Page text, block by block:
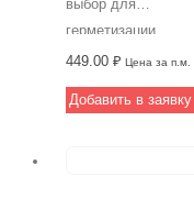
выбор для
герметизации
строительных
Обладает высокой
449.00 ₽ Цена за п.м.
Добавить в заявку